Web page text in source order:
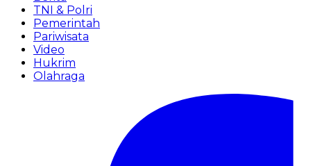
TNI & Polri
Pemerintah
Pariwisata
Video
Hukrim
Olahraga